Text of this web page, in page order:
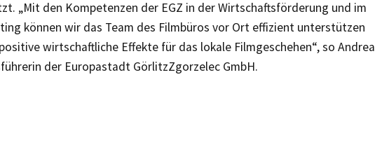
„Mit den Kompetenzen der EGZ in der Wirtschaftsförderung und im
können wir das Team des Filmbüros vor Ort effizient unterstützen
wirtschaftliche Effekte für das lokale Filmgeschehen“, so Andrea
der Europastadt GörlitzZgorzelec GmbH.